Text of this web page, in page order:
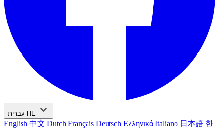
עברית HE
English 中文 Dutch Français Deutsch Ελληνικά Italiano 日本語 한